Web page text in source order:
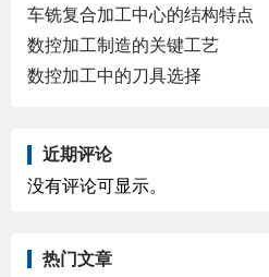
车铣复合加工中心的结构特点
数控加工制造的关键工艺
数控加工中的刀具选择
近期评论
没有评论可显示。
热门文章